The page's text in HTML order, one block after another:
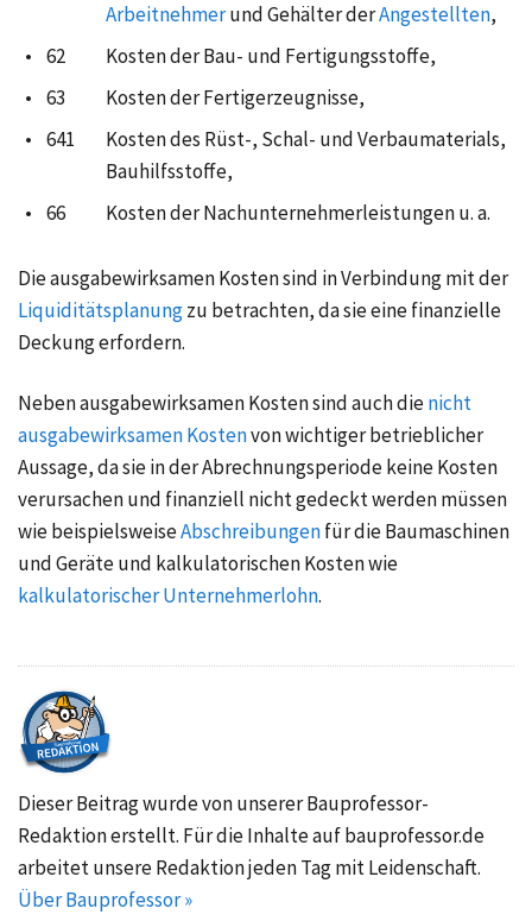
Arbeitnehmerund Gehälter derAngestellten,
• 62
Kosten der Bau- und Fertigungsstoffe,
• 63
Kosten der Fertigerzeugnisse,
• 641
Kosten des Rüst-, Schal- und Verbaumaterials,
Bauhilfsstoffe,
• 66 Kosten der Nachunternehmerleistungen u. a.
Die ausgabewirksamen Kosten sind in Verbindung mit der
Liquiditätsplanungzu betrachten, da sie eine finanzielle
Deckung erfordern.
Neben ausgabewirksamen Kosten sind auch dienicht
ausgabewirksamen Kostenvon wichtiger betrieblicher
Aussage, da sie in der Abrechnungsperiode keine Kosten
verursachen und finanziell nicht gedeckt werden müssen
wie beispielsweiseAbschreibungenfür die Baumaschinen
und Geräte und kalkulatorischen Kosten wie
kalkulatorischer Unternehmerlohn.
Dieser Beitrag wurde von unserer Bauprofessor-
Redaktion erstellt. Für die Inhalte auf bauprofessor.de
arbeitet unsere Redaktion jeden Tag mit Leidenschaft.
Über Bauprofessor »